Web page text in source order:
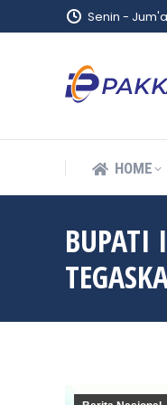
Senin -
HOME
BUPATI
HOME